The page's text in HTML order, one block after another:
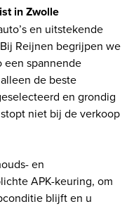
in Zwolle
en uitstekende
Reijnen begrijpen we
een spannende
de beste
en grondig
niet bij de verkoop
en
APK-keuring, om
blijft en u